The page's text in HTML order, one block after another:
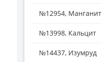
№12954, Манганит
№13998, Кальцит
№14437, Изумруд